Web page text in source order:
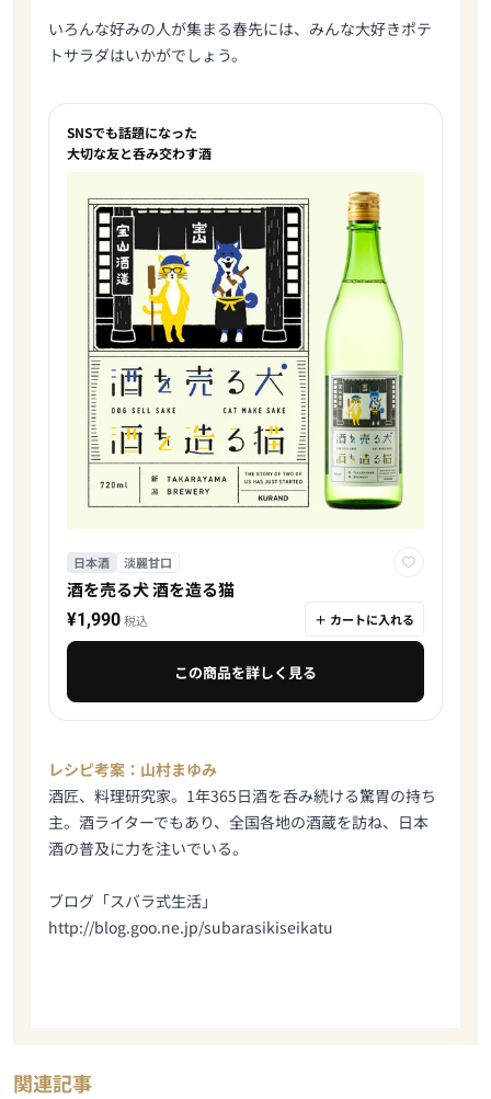
いろんな好みの人が集まる春先には、みんな大好きポテ
トサラダはいかがでしょう。
SNSでも話題になった
大切な友と呑み交わす酒
日本酒 淡麗甘口
酒を売る犬 酒を造る猫
¥1,990税込 ＋ カートに入れる
この商品を詳しく見る
レシピ考案：山村まゆみ
酒匠、料理研究家。1年365日酒を呑み続ける驚胃の持ち
主。酒ライターでもあり、全国各地の酒蔵を訪ね、日本
酒の普及に力を注いでいる。
ブログ「スバラ式生活」
http://blog.goo.ne.jp/subarasikiseikatu
関連記事